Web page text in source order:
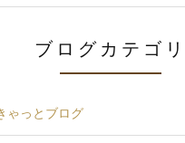
ブログカテゴリ
ゃっとブログ